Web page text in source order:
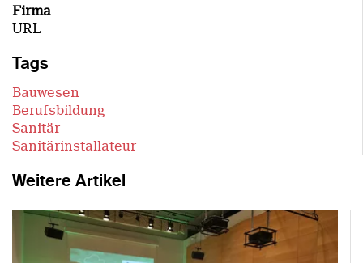
Firma
URL
Tags
Bauwesen
Berufsbildung
Sanitär
Sanitärinstallateur
Weitere Artikel